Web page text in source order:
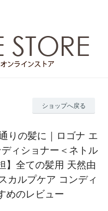
ショップへ戻る
りの髪に｜ロゴナ エ
ィショナー＜ネトル
】全ての髪用 天然由
カルプケア コンディ
めのレビュー